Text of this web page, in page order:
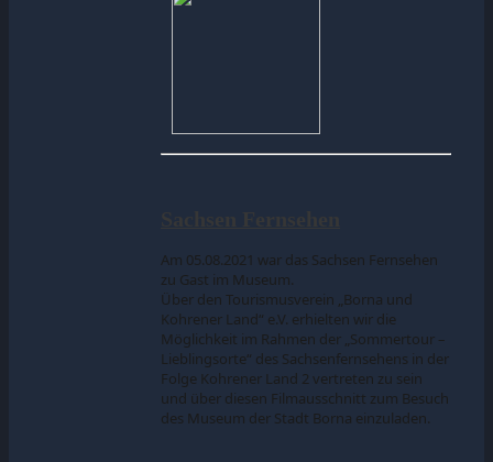
Am 05.08.2021 war das Sachsen Fernsehen
zu Gast im Museum.
Über den Tourismusverein „Borna und
Kohrener Land“ e.V. erhielten wir die
Möglichkeit im Rahmen der „Sommertour –
Lieblingsorte“ des Sachsenfernsehens in der
Folge Kohrener Land 2 vertreten zu sein
und über diesen Filmausschnitt zum Besuch
des Museum der Stadt Borna einzuladen.